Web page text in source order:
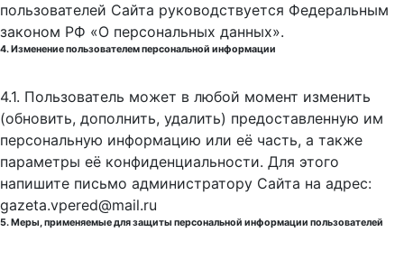
пользователей Сайта руководствуется Федеральным
законом РФ «О персональных данных».
4. Изменение пользователем персональной информации
4.1. Пользователь может в любой момент изменить
(обновить, дополнить, удалить) предоставленную им
персональную информацию или её часть, а также
параметры её конфиденциальности. Для этого
напишите письмо администратору Сайта на адрес:
gazeta.vpered@mail.ru
5. Меры, применяемые для защиты персональной информации пользователей